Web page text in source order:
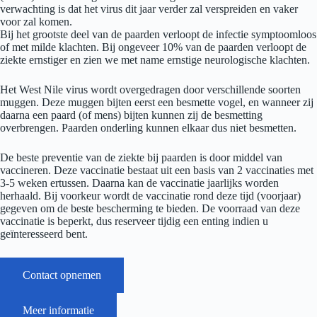
verwachting is dat het virus dit jaar verder zal verspreiden en vaker
voor zal komen.
Bij het grootste deel van de paarden verloopt de infectie symptoomloos
of met milde klachten. Bij ongeveer 10% van de paarden verloopt de
ziekte ernstiger en zien we met name ernstige neurologische klachten.
Het West Nile virus wordt overgedragen door verschillende soorten
muggen. Deze muggen bijten eerst een besmette vogel, en wanneer zij
daarna een paard (of mens) bijten kunnen zij de besmetting
overbrengen. Paarden onderling kunnen elkaar dus niet besmetten.
De beste preventie van de ziekte bij paarden is door middel van
vaccineren. Deze vaccinatie bestaat uit een basis van 2 vaccinaties met
3-5 weken ertussen. Daarna kan de vaccinatie jaarlijks worden
herhaald. Bij voorkeur wordt de vaccinatie rond deze tijd (voorjaar)
gegeven om de beste bescherming te bieden. De voorraad van deze
vaccinatie is beperkt, dus reserveer tijdig een enting indien u
geïnteresseerd bent.
Contact opnemen
Meer informatie